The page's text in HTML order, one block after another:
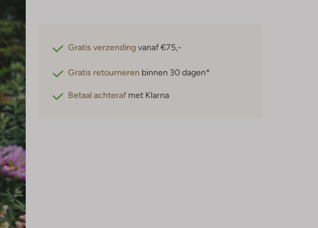
Gratis verzendingvanaf €75,-
Gratis retourneren binnen 30 dagen*
Betaal achteraf met Klarna